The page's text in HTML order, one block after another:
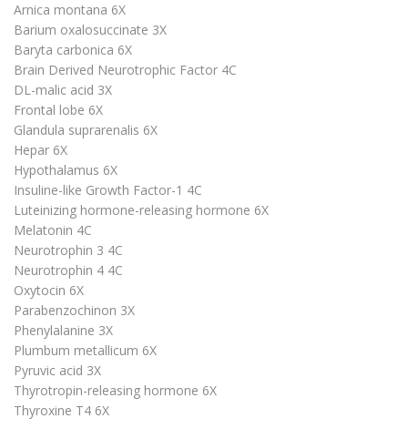
Arnica montana 6X
Barium oxalosuccinate 3X
Baryta carbonica 6X
Brain Derived Neurotrophic Factor 4C
DL-malic acid 3X
Frontal lobe 6X
Glandula suprarenalis 6X
Hepar 6X
Hypothalamus 6X
Insuline-like Growth Factor-1 4C
Luteinizing hormone-releasing hormone 6X
Melatonin 4C
Neurotrophin 3 4C
Neurotrophin 4 4C
Oxytocin 6X
Parabenzochinon 3X
Phenylalanine 3X
Plumbum metallicum 6X
Pyruvic acid 3X
Thyrotropin-releasing hormone 6X
Thyroxine T4 6X